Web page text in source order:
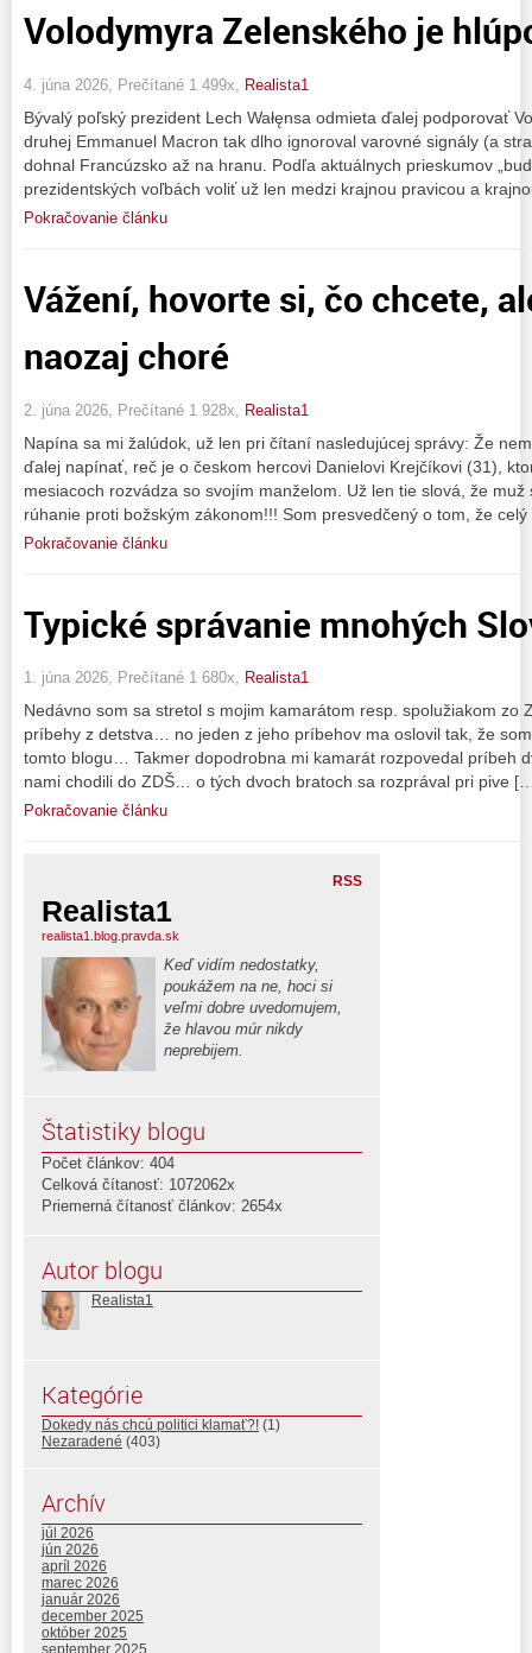
Volodymyra Zelenského je
4. júna 2026, Prečítané 1 499x, Realista1
Bývalý poľský prezident Lech Wałęnsa odmieta ďalej podporovať
druhej Emmanuel Macron tak dlho ignoroval varovné signály (a
dohnal Francúzsko až na hranu. Podľa aktuálnych prieskumov
prezidentských voľbách voliť už len medzi krajnou pravicou a
Pokračovanie článku
Vážení, hovorte si, čo chcete,
naozaj choré
2. júna 2026, Prečítané 1 928x, Realista1
Napína sa mi žalúdok, už len pri čítaní nasledujúcej správy: Že
ďalej napínať, reč je o českom hercovi Danielovi Krejčíkovi (31),
mesiacoch rozvádza so svojím manželom. Už len tie slová, že
rúhanie proti božským zákonom!!! Som presvedčený o tom, že
Pokračovanie článku
Typické správanie mnohých
1. júna 2026, Prečítané 1 680x, Realista1
Nedávno som sa stretol s mojim kamarátom resp. spolužiakom zo
príbehy z detstva… no jeden z jeho príbehov ma oslovil tak, že
tomto blogu… Takmer dopodrobna mi kamarát rozpovedal príbeh
nami chodili do ZDŠ… o tých dvoch bratoch sa rozprával pri pive
Pokračovanie článku
RSS
Realista1
realista1.blog.pravda.sk
Keď vidím nedostatky,
poukážem na ne, hoci si
veľmi dobre uvedomujem,
že hlavou múr nikdy
neprebijem.
Štatistiky blogu
Počet článkov: 404
Celková čítanosť: 1072062x
Priemerná čítanosť článkov: 2654x
Autor blogu
Realista1
Kategórie
Dokedy nás chcú politici klamať?! (1)
Nezaradené (403)
Archív
júl 2026
jún 2026
apríl 2026
marec 2026
január 2026
december 2025
október 2025